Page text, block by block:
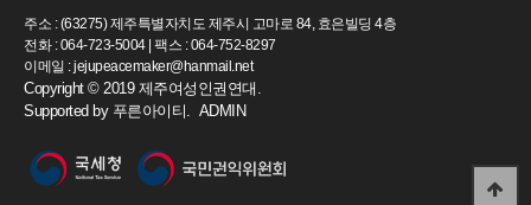
주소 : (63275) 제주특별자치도 제주시 고마로 84, 효은빌딩 4층
전화 : 064-723-5004 | 팩스 : 064-752-8297
이메일 : jejupeacemaker@hanmail.net
Copyright © 2019 제주여성인권연대.
Supported by 푸른아이티. ADMIN